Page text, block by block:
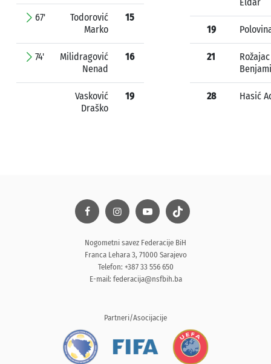
67'
Todorović
Marko
15
74'
Milidragović
Nenad
16
Vasković
Draško
19
19
21
Rožajac
28 Hasić
Nogometni savez Federacije BiH
Franca Lehara 3, 71000 Sarajevo
Telefon: +387 33 556 650
E-mail: federacija@nsfbih.ba
Partneri/Asocijacije